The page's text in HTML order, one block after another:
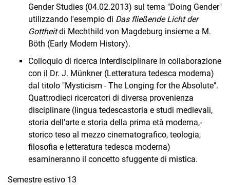
Gender Studies (04.02.2013) sul tema "Doing Gender"
utilizzando l'esempio di Das fließende Licht der
Gottheitdi Mechthild von Magdeburg insieme a M.
Böth (Early Modern History).
Colloquio di ricerca interdisciplinare in collaborazione
con il Dr. J. Münkner (Letteratura tedesca moderna)
dal titolo "Mysticism - The Longing for the Absolute".
Quattro­dieci ricercatori di diversa provenienza
disciplinare (lingua tedesca­storia e studi medievali,
storia dell'arte e storia della prima età moderna,­
storico teso al mezzo cinematografico, teologia,
filosofia e letteratura tedesca moderna)
esamineranno il concetto sfuggente di mistica.
Semestre estivo 13